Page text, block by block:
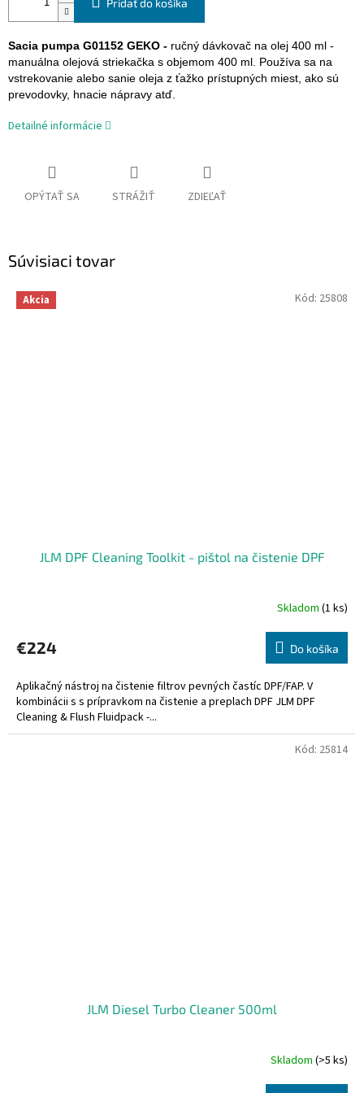
Pridať do košíka
Sacia pumpa G01152 GEKO - ručný dávkovač na olej 400 ml -
manuálna olejová striekačka s objemom 400 ml. Používa sa na
vstrekovanie alebo sanie oleja z ťažko prístupných miest, ako sú
prevodovky, hnacie nápravy atď.
Detailné informácie
OPÝTAŤ SA STRÁŽIŤ ZDIEĽAŤ
Súvisiaci tovar
Akcia
JLM DPF Cleaning Toolkit - pištol na čistenie DPF
Skladom (1 ks)
€224 Do košíka
Aplikačný nástroj na čistenie filtrov pevných častíc DPF/FAP. V
kombinácii s s prípravkom na čistenie a preplach DPF JLM DPF
Cleaning & Flush Fluidpack -...
Kód: 25808
JLM Diesel Turbo Cleaner 500ml
Skladom (>5 ks)
Kód: 25814